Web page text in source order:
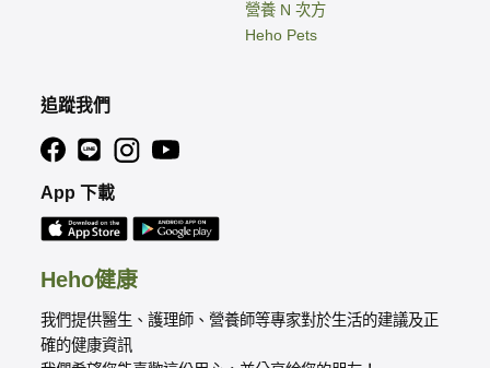
Heho健康
我們提供醫生、護理師、營養師等專家對於生活的建議及正
確的健康資訊
營養 N 次方
Heho Pets
追蹤我們
App 下載